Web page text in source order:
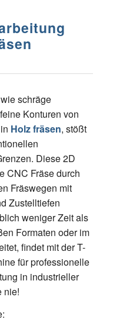
schräge
Konturen von
Holz fräsen, stößt
Diese 2D
CNC Fräse durch
Fräswegen mit
Zustelltiefen
weniger Zeit als
Formaten oder im
findet mit der T-
für professionelle
in industrieller
nie!